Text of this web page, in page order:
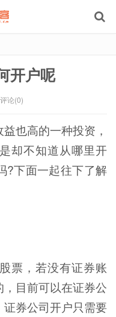
开户呢
评论(0)
也高的一种投资，
却不知道从哪里开
?下面一起往下了解
票，若没有证券账
目前可以在证券公
券公司开户只需要